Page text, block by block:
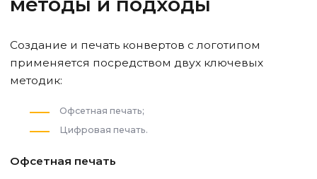
Создание и печать конвертов с логотипом
применяется посредством двух ключевых
методик:
Офсетная печать;
Цифровая печать.
Офсетная печать